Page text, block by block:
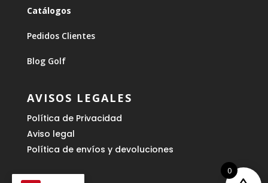
Catálogos
Pedidos Clientes
Blog Golf
AVISOS LEGALES
Política de Privacidad
Aviso legal
Política de envíos y devoluciones
0